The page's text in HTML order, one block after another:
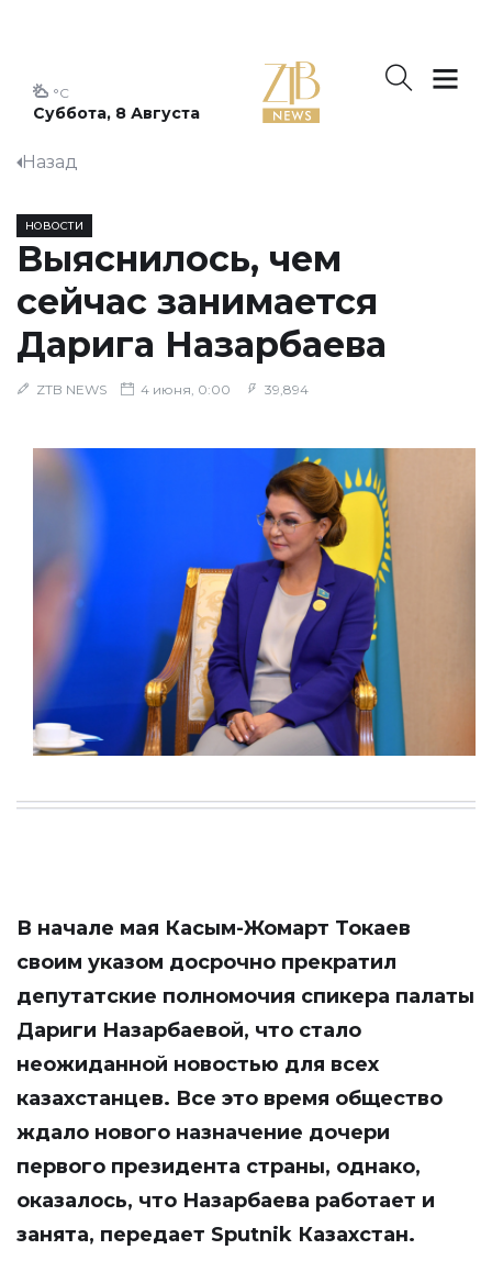
Суббота, 8 Августа
°C
Назад
НОВОСТИ
Выяснилось, чем
сейчас занимается
Дарига Назарбаева
ZTB NEWS 4 июня, 0:00 39,894
В начале мая Касым-Жомарт Токаев
своим указом досрочно прекратил
депутатские полномочия спикера палаты
Дариги Назарбаевой, что стало
неожиданной новостью для всех
казахстанцев. Все это время общество
ждало нового назначение дочери
первого президента страны, однако,
оказалось, что Назарбаева работает и
занята, передает Sputnik Казахстан.